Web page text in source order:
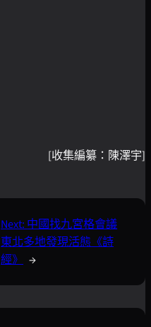
[收集編纂：陳澤宇]
Next: 中國找九宮格會議
東北多地發現活態《詩
經》
→